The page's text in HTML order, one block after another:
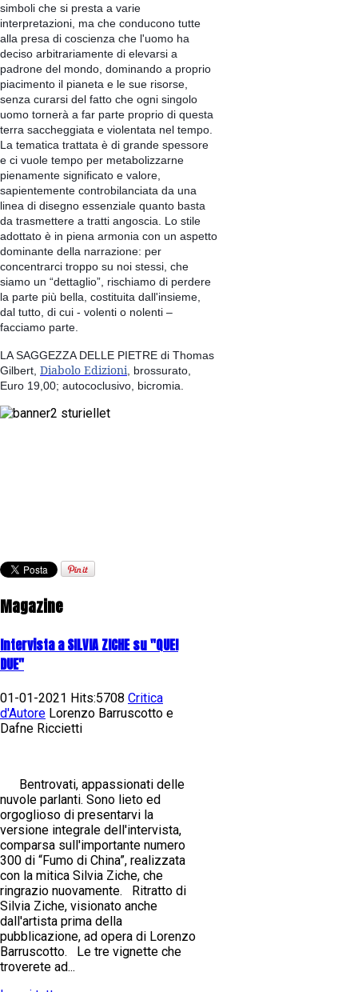
simboli che si presta a varie
interpretazioni, ma che conducono tutte
alla presa di coscienza che l'uomo ha
deciso arbitrariamente di elevarsi a
padrone del mondo, dominando a proprio
piacimento il pianeta e le sue risorse,
senza curarsi del fatto che ogni singolo
uomo tornerà a far parte proprio di questa
terra saccheggiata e violentata nel tempo.
La tematica trattata è di grande spessore
e ci vuole tempo per metabolizzarne
pienamente significato e valore,
sapientemente controbilanciata da una
linea di disegno essenziale quanto basta
da trasmettere a tratti angoscia. Lo stile
adottato è in piena armonia con un aspetto
dominante della narrazione: per
concentrarci troppo su noi stessi, che
siamo un “dettaglio”, rischiamo di perdere
la parte più bella, costituita dall'insieme,
dal tutto, di cui - volenti o nolenti –
facciamo parte.
LA SAGGEZZA DELLE PIETRE di Thomas
Gilbert, Diabolo Edizioni , brossurato,
Euro 19,00; autococlusivo, bicromia.
Magazine
Intervista a SILVIA ZICHE su "QUEI
DUE"
01-01-2021 Hits:5708 Critica
d'Autore Lorenzo Barruscotto e
Dafne Riccietti
Bentrovati, appassionati delle
nuvole parlanti. Sono lieto ed
orgoglioso di presentarvi la
versione integrale dell'intervista,
comparsa sull'importante numero
300 di “Fumo di China”, realizzata
con la mitica Silvia Ziche, che
ringrazio nuovamente. Ritratto di
Silvia Ziche, visionato anche
dall'artista prima della
pubblicazione, ad opera di Lorenzo
Barruscotto. Le tre vignette che
troverete ad...